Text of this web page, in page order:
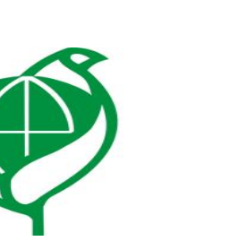
擇。從飯店步行10分鐘，您即可
淇淋和其他各類東西方美食。我
非常豐富的經驗，可隨時幫您選
安排合理的交通路線。您所需要
market is just steps away from
hundreds of food stalls with
to choose from! Within a 10-